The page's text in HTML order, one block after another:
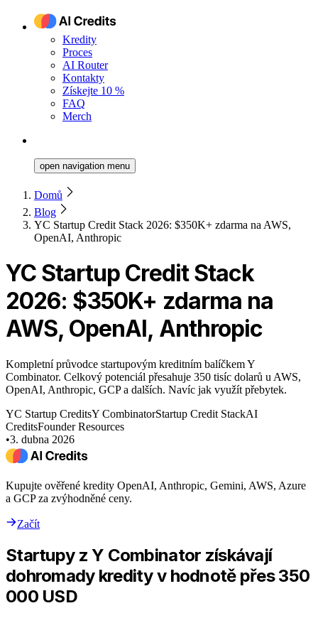
Kredity
Proces
AI Router
Kontakty
Získejte 10 %
FAQ
Merch
open navigation menu
Domů
Blog
YC Startup Credit Stack 2026: $350K+ zdarma na AWS,
OpenAI, Anthropic
YC Startup Credit Stack
2026: $350K+ zdarma na
AWS, OpenAI, Anthropic
Kompletní průvodce startupovým kreditním balíčkem Y
Combinator. Celkový potenciál přesahuje 350 tisíc dolarů u AWS,
OpenAI, Anthropic, GCP a dalších. Navíc jak využít přebytek.
YC Startup CreditsY CombinatorStartup Credit StackAI
CreditsFounder Resources
•3. dubna 2026
Kupujte ověřené kredity OpenAI, Anthropic, Gemini, AWS, Azure
a GCP za zvýhodněné ceny.
Začít
Startupy z Y Combinator získávají
dohromady kredity v hodnotě přes 350
000 USD